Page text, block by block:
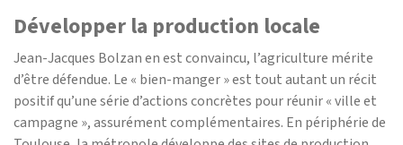
Développer la production locale
Jean-Jacques Bolzan en est convaincu, l’agriculture mérite
d’être défendue. Le « bien-manger » est tout autant un récit
positif qu’une série d’actions concrètes pour réunir « ville et
campagne », assurément complémentaires. En périphérie de